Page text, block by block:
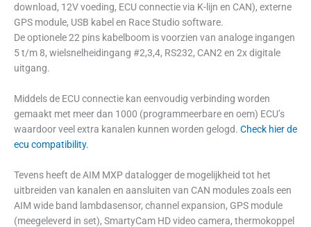
download, 12V voeding, ECU connectie via K-lijn en CAN), externe
GPS module, USB kabel en Race Studio software.
De optionele 22 pins kabelboom is voorzien van analoge ingangen
5 t/m 8, wielsnelheidingang #2,3,4, RS232, CAN2 en 2x digitale
uitgang.
Middels de ECU connectie kan eenvoudig verbinding worden
gemaakt met meer dan 1000 (programmeerbare en oem) ECU’s
waardoor veel extra kanalen kunnen worden gelogd. Check hier de
ecu compatibility.
Tevens heeft de AIM MXP datalogger de mogelijkheid tot het
uitbreiden van kanalen en aansluiten van CAN modules zoals een
AIM wide band lambdasensor, channel expansion, GPS module
(meegeleverd in set), SmartyCam HD video camera, thermokoppel